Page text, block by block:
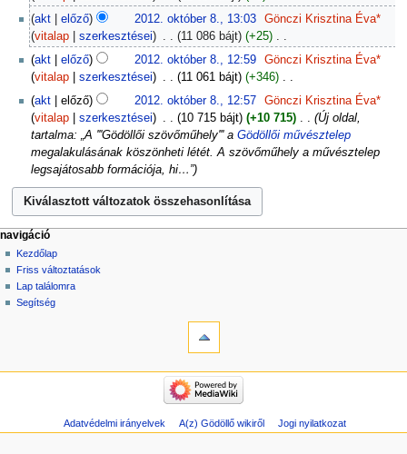
N
n
c
s
s
z
e
r
k
s
z
t
é
s
i
ö
e
2012.
október
akt előző 2012. október 8., 13:03
Gönczi Krisztina Éva*
vitalap
szerkesztései 11 086 bájt +25 ‎
N
n
c
s
s
z
e
r
k
e
s
z
t
s
f
akt előző 2012. október 8., 12:59
Gönczi Krisztina Éva*
vitalap
szerkesztései 11 061 bájt +346 ‎
N
n
s
z
e
r
k
e
s
z
i
akt előző 2012. október 8., 12:57
Gönczi Krisztina Éva*
vitalap
szerkesztései 10 715 bájt +10 715 ‎
Új oldal,
tartalma: „A '''Gödöllői szövőműhely''' a Gödöllői művésztelep
megalakulásának köszönheti létét. A szövőműhely a művésztelep
legsajátosabb formációja, hi…”
navigáció
Kezdőlap
Friss változtatások
Lap találomra
Segítség
Adatvédelmi irányelvek A(z) Gödöllő wikiről Jogi nyilatkozat